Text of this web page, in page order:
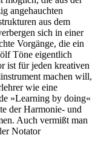
angehauchten
aus dem
sich in einer
Vorgänge, die ein
Töne eigentlich
ist für jeden kreativen
machen will,
wie eine
»Learning by doing«
der Harmonie- und
Auch vermißt man
Notator